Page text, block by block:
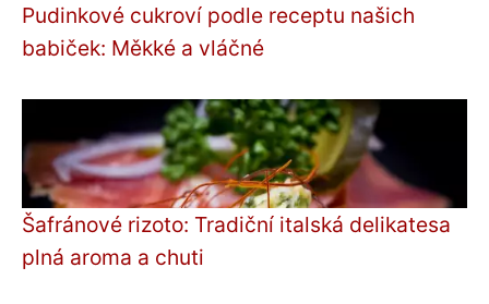
Pudinkové cukroví podle receptu našich
babiček: Měkké a vláčné
Šafránové rizoto: Tradiční italská delikatesa
plná aroma a chuti